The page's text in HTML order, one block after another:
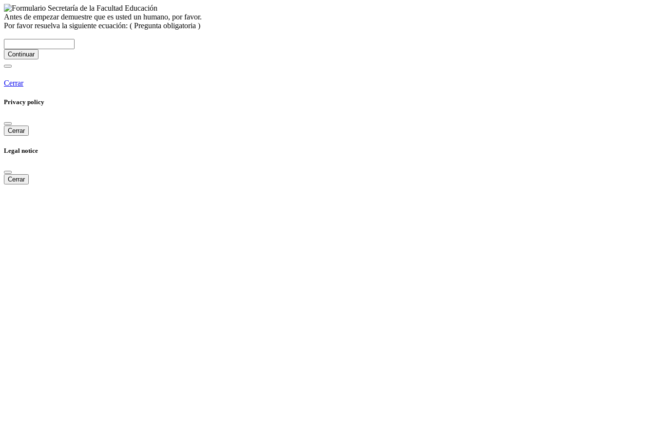
Antes de empezar demuestre que es usted un humano, por favor.
Por favor resuelva la siguiente ecuación: ( Pregunta obligatoria )
Continuar
Cerrar
Privacy policy
Cerrar
Legal notice
Cerrar